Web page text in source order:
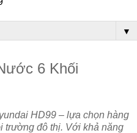
▼
6 Khối
HD99 – lựa chọn hàng
trường đô thị. Với khả năng